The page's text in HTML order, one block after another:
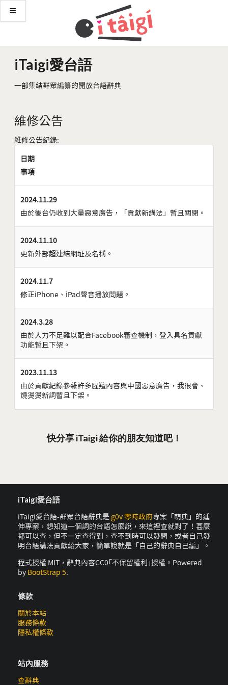
iTaigi愛台語
一部集結群眾編纂的開放台語辭典
維修公告
維修公告紀錄:
日期
事項
2024.11.29
由於後台仍收到大量惡意廣告，「貢獻新講法」暫且關閉。
2024.11.10
更新外部超連結網址及名稱。
2024.11.7
修正iPhone、iPad聲音播放問題。
2024.3.28
由於人力不足難以配合Facebook審查機制，登入具名貢獻
功能暫且下架。
2023.11.13
由於貢獻紀錄參雜許多腥羶內容與中國惡意廣告，我很會、
燒燙燙新詞暫且下架。
快分享 iTaigi 給你的朋友知道吧！
iTaigi愛台語
iTaigi愛台語-群眾台語辭典是 g0v 零時政府專案「萌典」的延
伸專案，想知道一個詞的台語怎麼說，來這裡查就對了！甚麼
都可以查，但不一定查得到，查不到時可以發問，或者自己發
明台語講法貢獻給大家，簡單說就是「自己的辭典自己編」。
程式授權 MIT，辭典內容CC0｢不保留權利｣授權。Powered
by BootStrap 5.
條款
關於本站
服務條款
隱私權條款
站內服務
查辭典